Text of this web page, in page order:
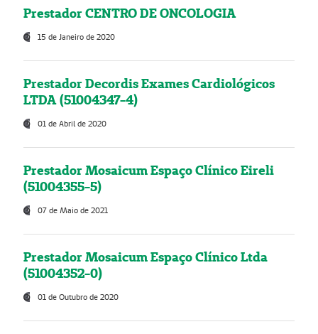
Prestador CENTRO DE ONCOLOGIA
15 de Janeiro de 2020
Prestador Decordis Exames Cardiológicos
LTDA (51004347-4)
01 de Abril de 2020
Prestador Mosaicum Espaço Clínico Eireli
(51004355-5)
07 de Maio de 2021
Prestador Mosaicum Espaço Clínico Ltda
(51004352-0)
01 de Outubro de 2020